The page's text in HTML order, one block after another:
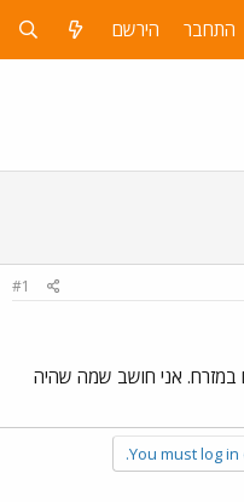
התחבר הירשם
#1
במזרח. אני חושב שמה שהיה
You must log